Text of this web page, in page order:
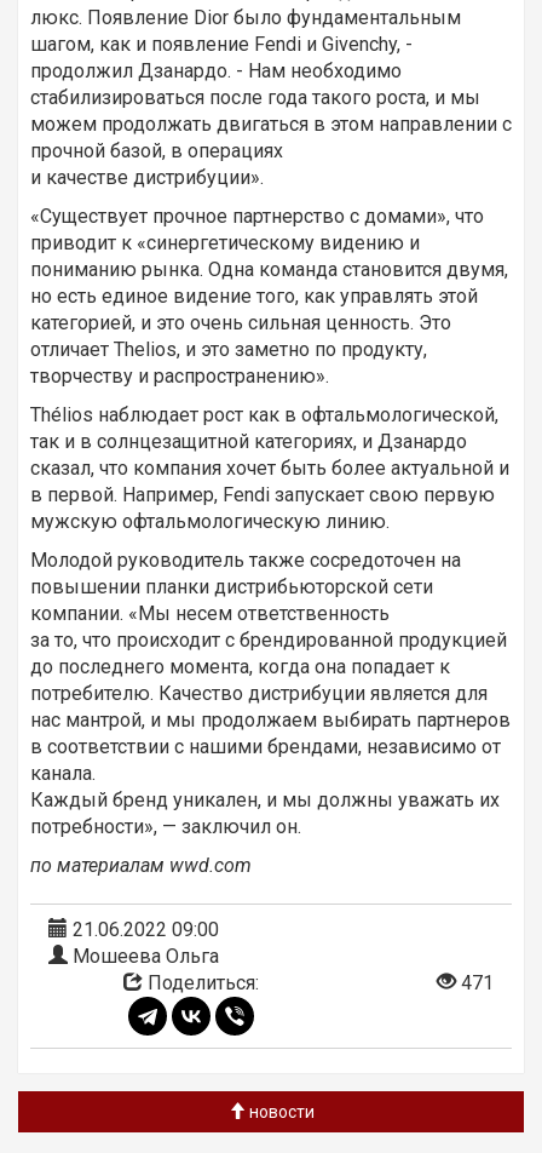
люкс. Появление Dior было фундаментальным
шагом, как и появление Fendi и Givenchy, -
продолжил Дзанардо. - Нам необходимо
стабилизироваться после года такого роста, и мы
можем продолжать двигаться в этом направлении с
прочной базой, в операциях
и качестве дистрибуции».
«Существует прочное партнерство с домами», что
приводит к «синергетическому видению и
пониманию рынка. Одна команда становится двумя,
но есть единое видение того, как управлять этой
категорией, и это очень сильная ценность. Это
отличает Thelios, и это заметно по продукту,
творчеству и распространению».
Thélios наблюдает рост как в офтальмологической,
так и в солнцезащитной категориях, и Дзанардо
сказал, что компания хочет быть более актуальной и
в первой. Например, Fendi запускает свою первую
мужскую офтальмологическую линию.
Молодой руководитель также сосредоточен на
повышении планки дистрибьюторской сети
компании. «Мы несем ответственность
за то, что происходит с брендированной продукцией
до последнего момента, когда она попадает к
потребителю. Качество дистрибуции является для
нас мантрой, и мы продолжаем выбирать партнеров
в соответствии с нашими брендами, независимо от
канала.
Каждый бренд уникален, и мы должны уважать их
потребности», — заключил он.
по материалам wwd.com
21.06.2022 09:00
Мошеева Ольга
Поделиться:
471
новости